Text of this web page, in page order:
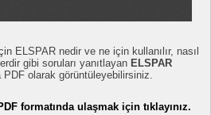
ELSPAR nedir ve ne için kullanılır, nasıl
gibi soruları yanıtlayan ELSPAR
PDF olarak görüntüleyebilirsiniz.
formatında ulaşmak için tıklayınız.